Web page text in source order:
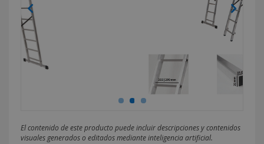
El contenido de este producto puede incluir descripciones y contenidos
visuales generados o editados mediante inteligencia artificial.